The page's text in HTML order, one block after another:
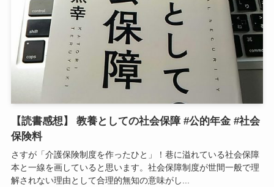
【読書感想】 教養としての社会保障 #公的年金 #社会
保険料
さすが「介護保険制度を作ったひと」！巷に溢れている社会保障
本と一線を画していると思います。社会保障制度が世間一般で理
解されない理由として合理的無知の意味がし...